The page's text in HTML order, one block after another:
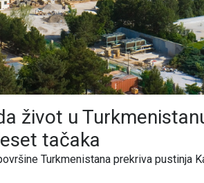
život u
tačaka
Turkmenistana prekriva pustinja